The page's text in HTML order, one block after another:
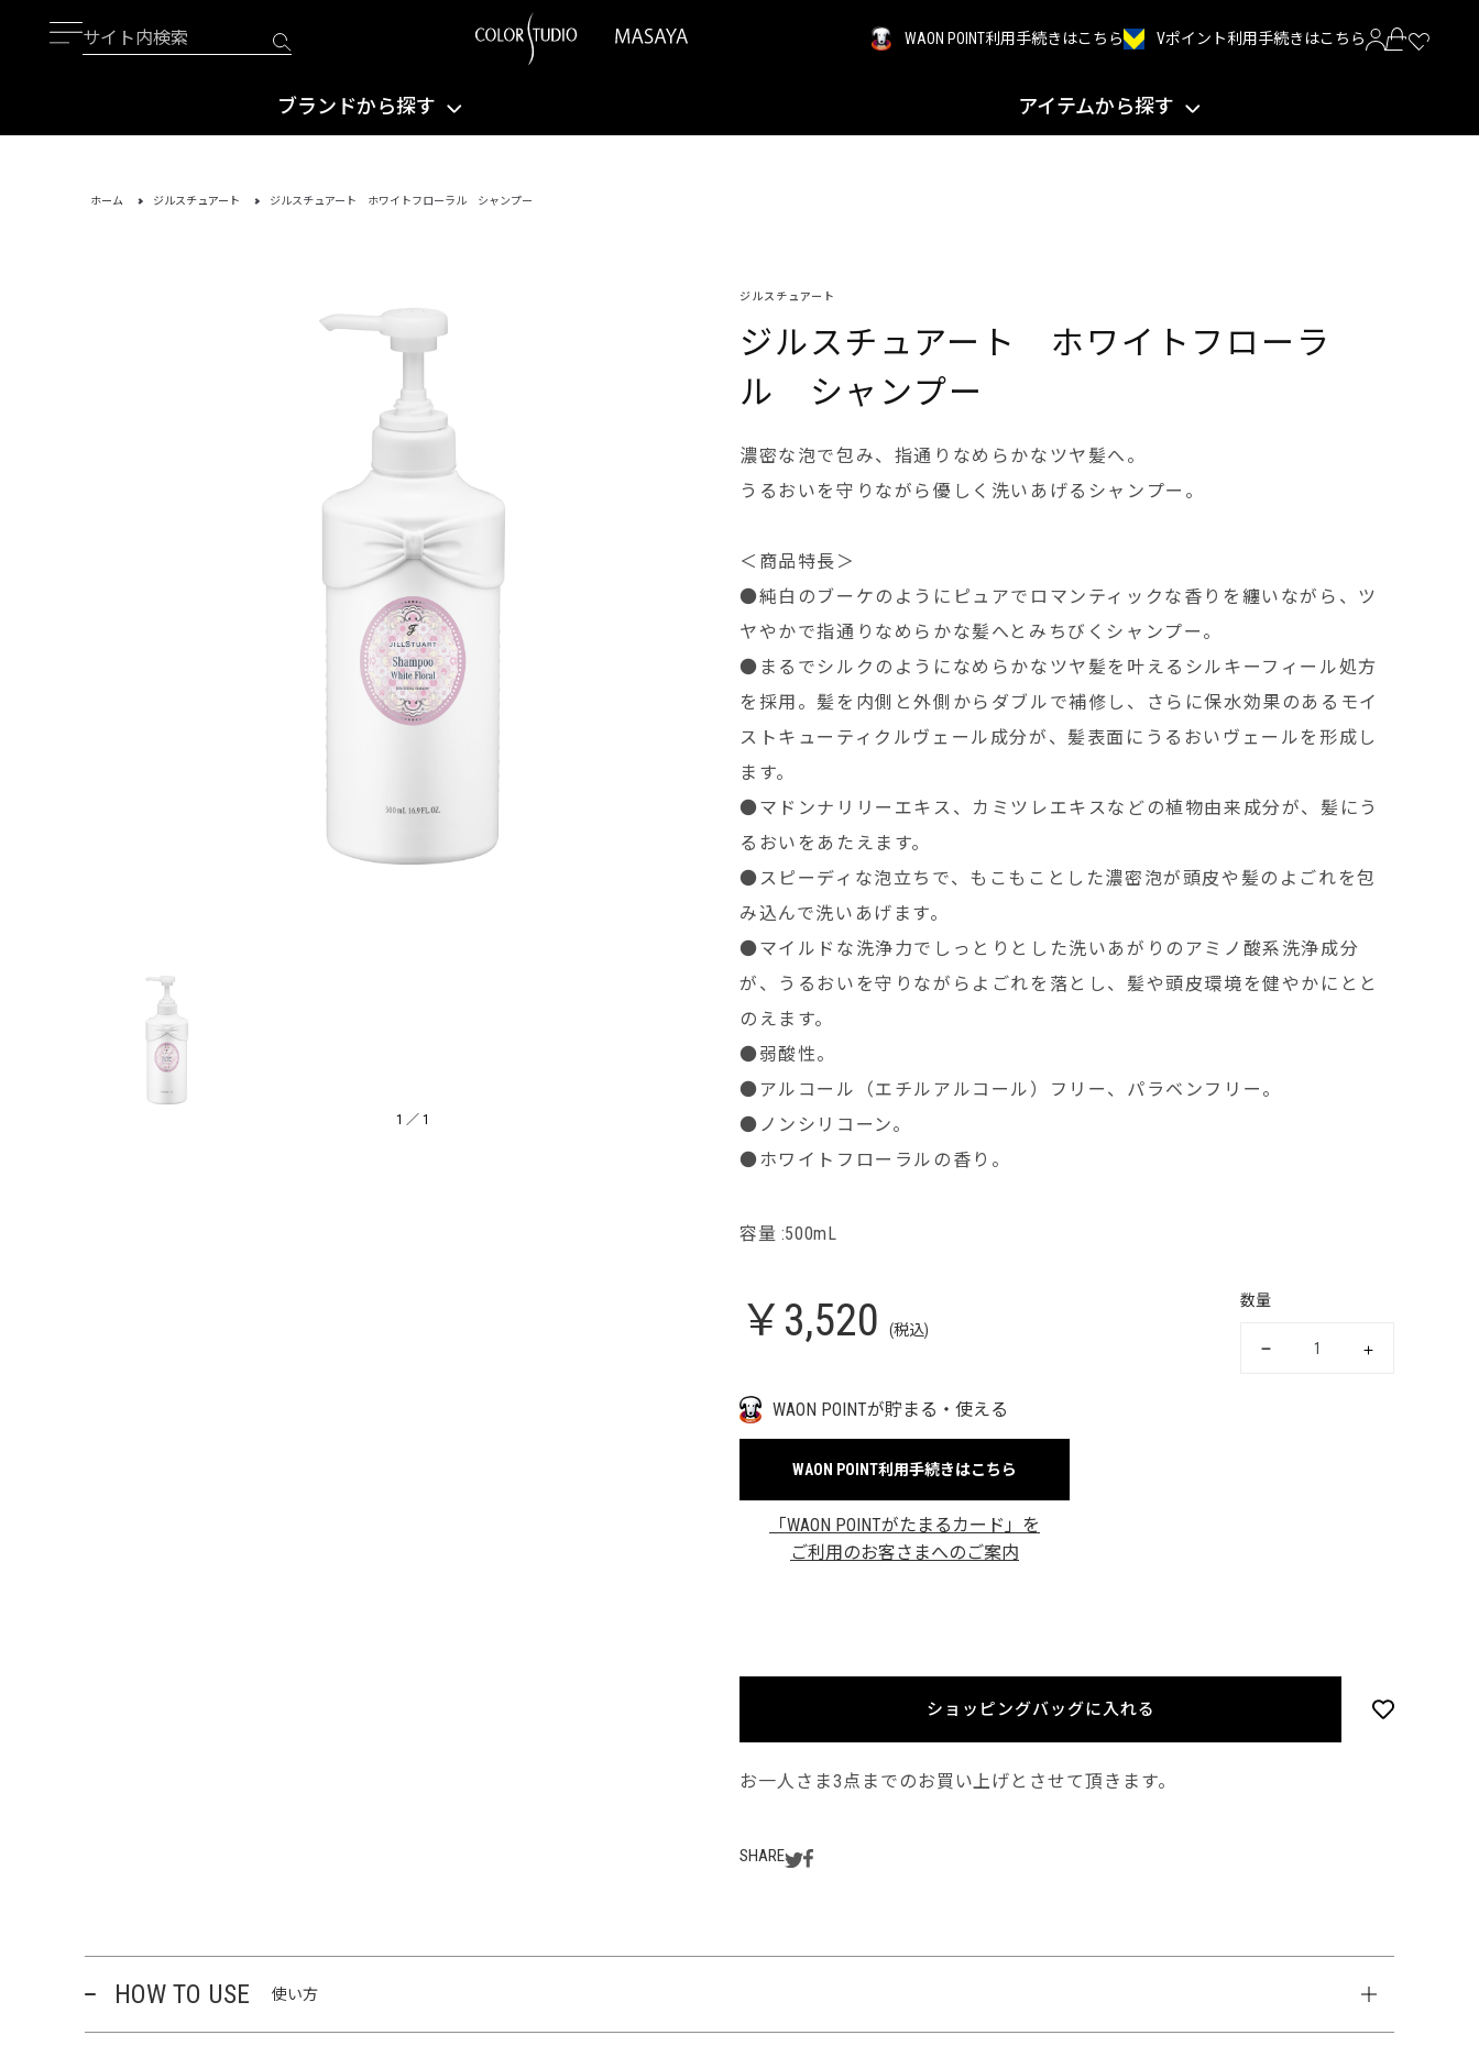
WAON POINT利用手続きはこちら Vポイント利用手続きはこちら
ブランドから探す アイテムから探す
ホーム ジルスチュアート ジルスチュアート ホワイトフローラル シャンプー
1 ／ 1
ジルスチュアート
ジルスチュアート ホワイトフローラ
ル シャンプー
濃密な泡で包み、指通りなめらかなツヤ髪へ。
うるおいを守りながら優しく洗いあげるシャンプー。
＜商品特長＞
●純白のブーケのようにピュアでロマンティックな香りを纏いながら、ツ
ヤやかで指通りなめらかな髪へとみちびくシャンプー。
●まるでシルクのようになめらかなツヤ髪を叶えるシルキーフィール処方
を採用。髪を内側と外側からダブルで補修し、さらに保水効果のあるモイ
ストキューティクルヴェール成分が、髪表面にうるおいヴェールを形成し
ます。
●マドンナリリーエキス、カミツレエキスなどの植物由来成分が、髪にう
るおいをあたえます。
●スピーディな泡立ちで、もこもことした濃密泡が頭皮や髪のよごれを包
み込んで洗いあげます。
●マイルドな洗浄力でしっとりとした洗いあがりのアミノ酸系洗浄成分
が、うるおいを守りながらよごれを落とし、髪や頭皮環境を健やかにとと
のえます。
●弱酸性。
●アルコール（エチルアルコール）フリー、パラベンフリー。
●ノンシリコーン。
●ホワイトフローラルの香り。
容量 :500mL
￥3,520 (税込)
数量
WAON POINTが貯まる・使える
WAON POINT利用手続きはこちら
「WAON POINTがたまるカード」を
ご利用のお客さまへのご案内
ショッピングバッグに入れる
お一人さま3点までのお買い上げとさせて頂きます。
SHARE
HOW TO USE 使い方